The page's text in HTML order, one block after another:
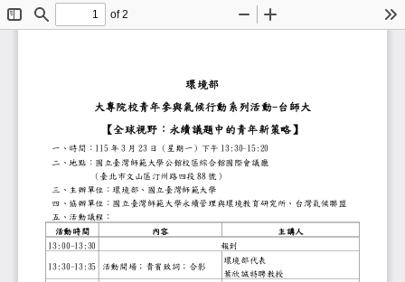
ToggleFind
of 2
Zoom
環境部
大專院校青年參與氣候行動系列活動
-台師
大
【全球視野：永續議題中的青年新策略
】
一、時間：
11
5 年 3 月 23日（星期
一）下午13:30
-15:20
二、地點：國立臺灣師範大學
公館校區綜合館國際會議廳
（ 臺北市文山區汀州路四段
88
號 ）
三、主辦單位：環境部、
國立臺灣師範大學
四、協辦單位：
國立臺灣師範大學永續管理與環境教育研究所
、台灣氣候聯盟
五、活動議程：
活動時間
內容
主講人
13:00
-13:30 報到
13:30
-13:35活動開場；
貴賓致詞；合影
環境部
代表
葉欣誠特聘教授